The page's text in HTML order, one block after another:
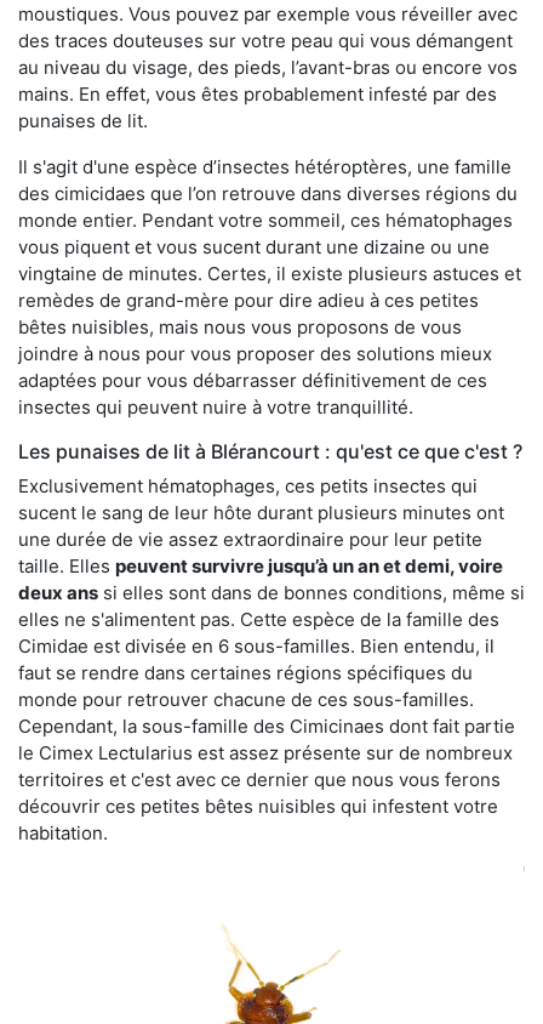
moustiques. Vous pouvez par exemple vous réveiller avec
des traces douteuses sur votre peau qui vous démangent
au niveau du visage, des pieds, l’avant-bras ou encore vos
mains. En effet, vous êtes probablement infesté par des
punaises de lit.
Il s'agit d'une espèce d’insectes hétéroptères, une famille
des cimicidaes que l’on retrouve dans diverses régions du
monde entier. Pendant votre sommeil, ces hématophages
vous piquent et vous sucent durant une dizaine ou une
vingtaine de minutes. Certes, il existe plusieurs astuces et
remèdes de grand-mère pour dire adieu à ces petites
bêtes nuisibles, mais nous vous proposons de vous
joindre à nous pour vous proposer des solutions mieux
adaptées pour vous débarrasser définitivement de ces
insectes qui peuvent nuire à votre tranquillité.
Les punaises de lit à Blérancourt : qu'est ce que c'est ?
Exclusivement hématophages, ces petits insectes qui
sucent le sang de leur hôte durant plusieurs minutes ont
une durée de vie assez extraordinaire pour leur petite
taille. Elles peuvent survivre jusqu’à un an et demi, voire
deux ans si elles sont dans de bonnes conditions, même si
elles ne s'alimentent pas. Cette espèce de la famille des
Cimidae est divisée en 6 sous-familles. Bien entendu, il
faut se rendre dans certaines régions spécifiques du
monde pour retrouver chacune de ces sous-familles.
Cependant, la sous-famille des Cimicinaes dont fait partie
le Cimex Lectularius est assez présente sur de nombreux
territoires et c'est avec ce dernier que nous vous ferons
découvrir ces petites bêtes nuisibles qui infestent votre
habitation.